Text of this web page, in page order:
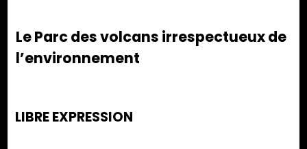
Le Parc des volcans irrespectueux de
l’environnement
LIBRE EXPRESSION